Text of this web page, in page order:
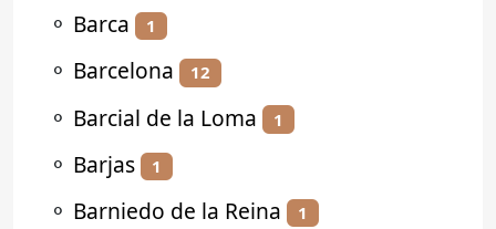
⚬ Barca 1
⚬ Barcelona 12
⚬ Barcial de la Loma 1
⚬ Barjas 1
⚬ Barniedo de la Reina 1